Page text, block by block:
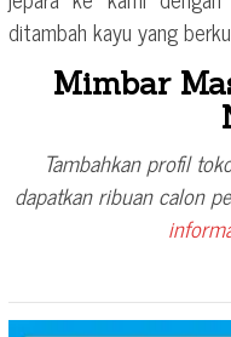
ditambah kayu yang
Mimbar
Tambahkan profil
dapatkan ribuan calon